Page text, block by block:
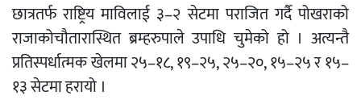
छात्रतर्फ राष्ट्रिय माविलाई ३–२ सेटमा पराजित गर्दै पोखराको
राजाकोचौतारास्थित ब्रम्हरुपाले उपाधि चुमेको हो । अत्यन्तै
प्रतिस्पर्धात्मक खेलमा २५–१८, १९–२५, २५–२०, १५–२५ र १५–
१३ सेटमा हरायो ।